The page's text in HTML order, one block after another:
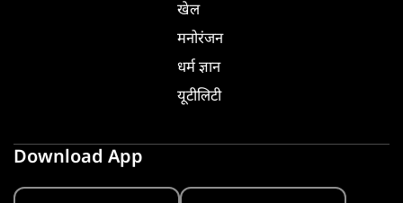
खेल
मनोरंजन
धर्म ज्ञान
यूटीलिटी
Download App